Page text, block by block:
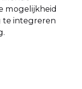
mogelijkheid
te integreren